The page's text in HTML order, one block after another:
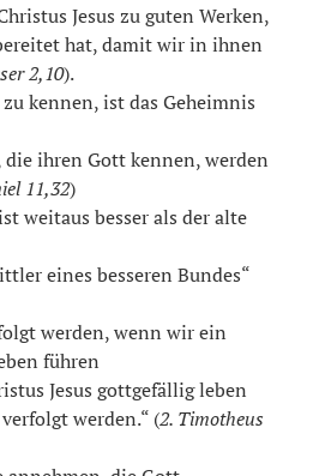
Jesus zu guten Werken,
hat, damit wir in ihnen
2,10).
kennen, ist das Geheimnis
die ihren Gott kennen, werden
11,32)
weitaus besser als der alte
eines besseren Bundes“
werden, wenn wir ein
führen
Jesus gottgefällig leben
werden.“ (2. Timotheus